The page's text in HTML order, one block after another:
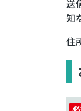
送
知
住